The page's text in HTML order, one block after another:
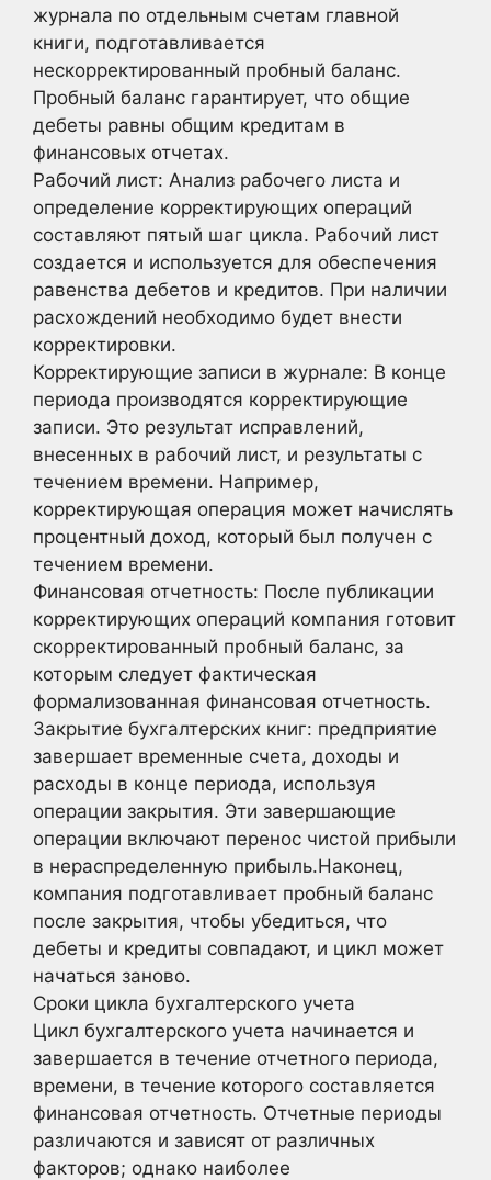
журнала по отдельным счетам главной
книги, подготавливается
нескорректированный пробный баланс.
Пробный баланс гарантирует, что общие
дебеты равны общим кредитам в
финансовых отчетах.
Рабочий лист: Анализ рабочего листа и
определение корректирующих операций
составляют пятый шаг цикла. Рабочий лист
создается и используется для обеспечения
равенства дебетов и кредитов. При наличии
расхождений необходимо будет внести
корректировки.
Корректирующие записи в журнале: В конце
периода производятся корректирующие
записи. Это результат исправлений,
внесенных в рабочий лист, и результаты с
течением времени. Например,
корректирующая операция может начислять
процентный доход, который был получен с
течением времени.
Финансовая отчетность: После публикации
корректирующих операций компания готовит
скорректированный пробный баланс, за
которым следует фактическая
формализованная финансовая отчетность.
Закрытие бухгалтерских книг: предприятие
завершает временные счета, доходы и
расходы в конце периода, используя
операции закрытия. Эти завершающие
операции включают перенос чистой прибыли
в нераспределенную прибыль.Наконец,
компания подготавливает пробный баланс
после закрытия, чтобы убедиться, что
дебеты и кредиты совпадают, и цикл может
начаться заново.
Сроки цикла бухгалтерского учета
Цикл бухгалтерского учета начинается и
завершается в течение отчетного периода,
времени, в течение которого составляется
финансовая отчетность. Отчетные периоды
различаются и зависят от различных
факторов; однако наиболее